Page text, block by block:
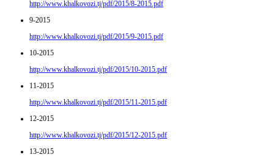
http://www.khalkovozi.tj/pdf/2015/8-2015.pdf
9-2015
http://www.khalkovozi.tj/pdf/2015/9-2015.pdf
10-2015
http://www.khalkovozi.tj/pdf/2015/10-2015.pdf
11-2015
http://www.khalkovozi.tj/pdf/2015/11-2015.pdf
12-2015
http://www.khalkovozi.tj/pdf/2015/12-2015.pdf
13-2015